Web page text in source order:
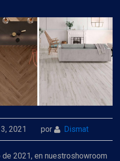
2021 por Dismat
2021, en nuestroshowroom